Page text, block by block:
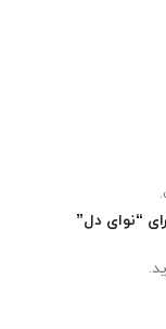
“نوای دل”